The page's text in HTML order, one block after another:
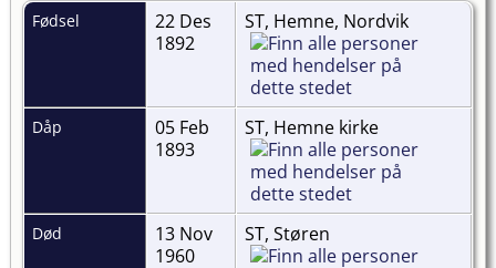
Fødsel
22 Des
1892
ST, Hemne, Nordvik
Dåp
05 Feb
1893
ST, Hemne kirke
Død
13 Nov
1960
ST, Støren